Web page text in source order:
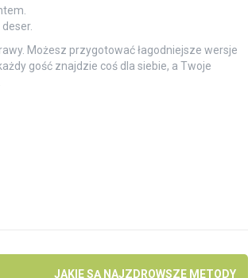
Możesz przygotować łagodniejsze wersje
gość znajdzie coś dla siebie, a Twoje
JAKIE SĄ NAJZDROWSZE METODY